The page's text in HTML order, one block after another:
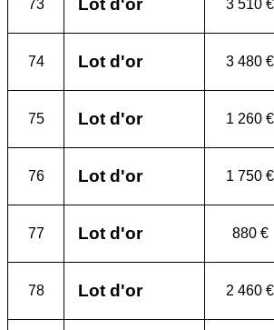
73 Lot d'or 3 510 €
74 Lot d'or 3 480 €
75 Lot d'or 1 260 €
76 Lot d'or 1 750 €
77 Lot d'or 880 €
78 Lot d'or 2 460 €